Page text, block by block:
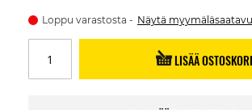
Loppu varastosta Näytä
LISÄÄ